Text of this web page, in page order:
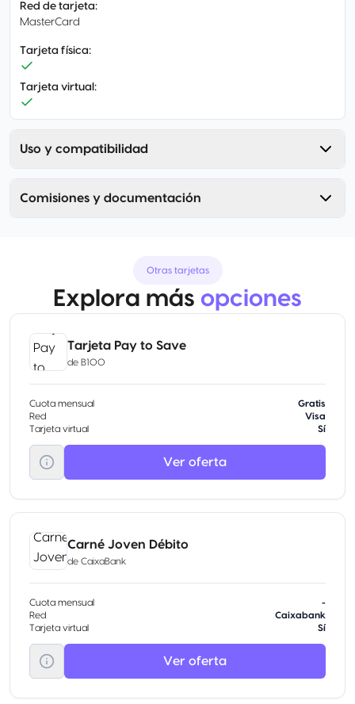
Red de tarjeta:
MasterCard
Tarjeta física:
Tarjeta virtual :
Uso y compatibilidad
Comisiones y documentación
Otras tarjetas
Explora más opciones
Tarjeta Pay to Save
de B100
Cuota mensual
Gratis
Red
Visa
Tarjeta virtual
Sí
Ver oferta
Carné Joven Débito
de CaixaBank
Cuota mensual
-
Red
Caixabank
Tarjeta virtual
Sí
Ver oferta